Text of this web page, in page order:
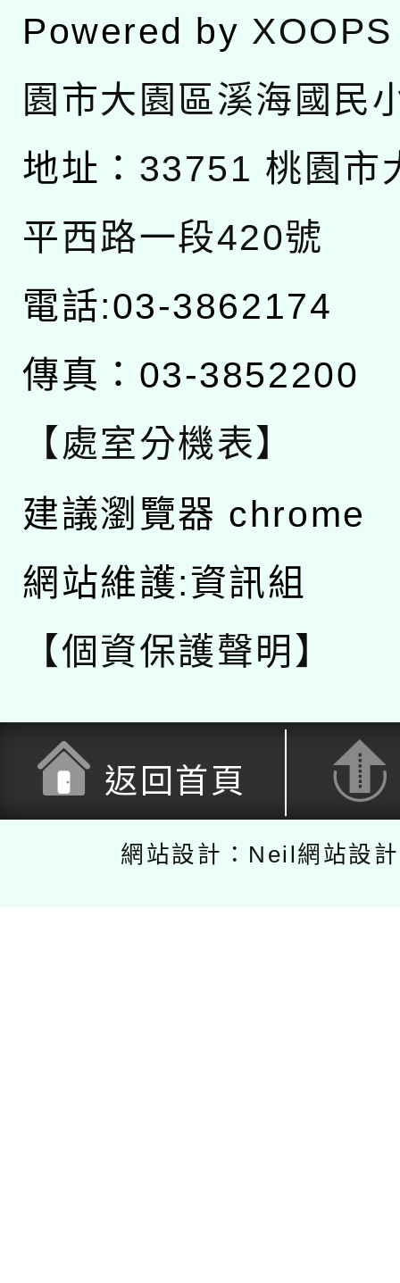
Powered by XOOPS
園市大園區溪海國民
地址： 33751 桃園市
平西路一段420號
電話:03-3862174
傳真：03-3852200
【處室分機表】
建議瀏覽器 chrome
網站維護:資訊組
【個資保護聲明】
返回首頁
網站設計：Neil網站設